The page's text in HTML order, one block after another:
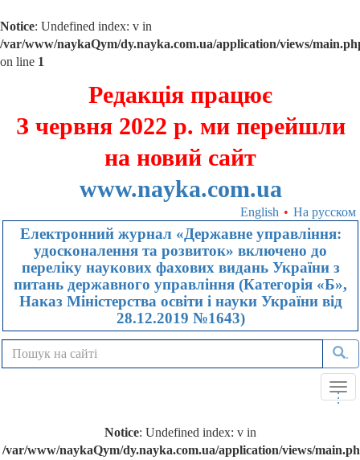
Notice: Undefined index: v in
/var/www/naykaQym/dy.nayka.com.ua/application/views/
on line 1
Редакція працює
З червня 2022 р. ми перейшли
на новий сайт
www.nayka.com.ua
English • На русском
Електронний журнал «Державне управління:
удосконалення та розвиток» включено до
переліку наукових фахових видань України з
питань державного управління (Категорія «Б»,
Наказ Міністерства освіти і науки України від
28.12.2019 №1643)
...
Notice: Undefined index: v in
/var/www/naykaQym/dy.nayka.com.ua/application/views/